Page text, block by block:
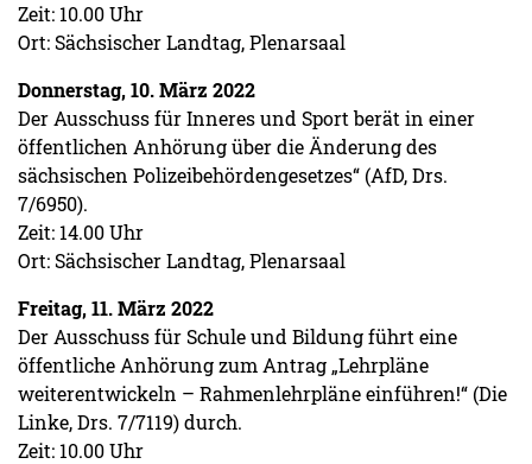
Zeit: 10.00 Uhr
Ort: Sächsischer Landtag, Plenarsaal
Donnerstag, 10. März 2022
Der Ausschuss für Inneres und Sport berät in einer
öffentlichen Anhörung über die Änderung des
sächsischen Polizeibehördengesetzes“ (AfD, Drs.
7/6950).
Zeit: 14.00 Uhr
Ort: Sächsischer Landtag, Plenarsaal
Freitag, 11. März 2022
Der Ausschuss für Schule und Bildung führt eine
öffentliche Anhörung zum Antrag „Lehrpläne
weiterentwickeln – Rahmenlehrpläne einführen!“ (Die
Linke, Drs. 7/7119) durch.
Zeit: 10.00 Uhr